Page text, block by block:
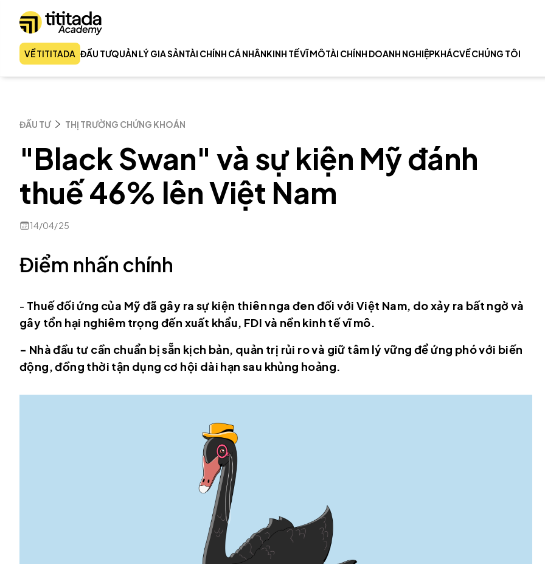
VỀ TITITADA ĐẦU TƯQUẢN LÝ GIA SẢNTÀI CHÍNH CÁ NHÂNKINH TẾ VĨ MÔTÀI CHÍNH DOANH NGHIỆPKHÁCVỀ CHÚNG TÔI
ĐẦU TƯ THỊ TRƯỜNG CHỨNG KHOÁN
"Black Swan" và sự kiện Mỹ đánh
thuế 46% lên Việt Nam
14/04/25
Điểm nhấn chính
- Thuế đối ứng của Mỹ đã gây ra sự kiện thiên nga đen đối với Việt Nam, do xảy ra bất ngờ và
gây tổn hại nghiêm trọng đến xuất khẩu, FDI và nền kinh tế vĩ mô.
- Nhà đầu tư cần chuẩn bị sẵn kịch bản, quản trị rủi ro và giữ tâm lý vững để ứng phó với biến
động, đồng thời tận dụng cơ hội dài hạn sau khủng hoảng.